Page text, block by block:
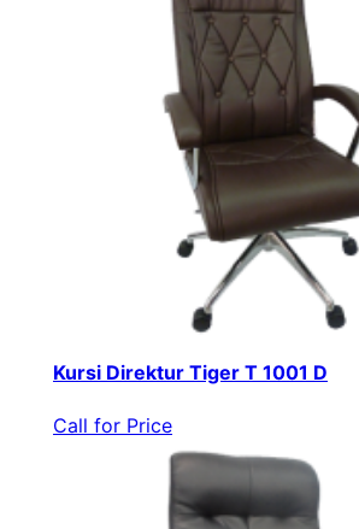
Kursi Direktur Tiger T 1001 D
Call for Price